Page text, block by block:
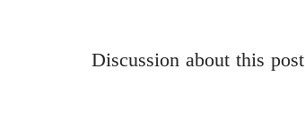
Discussion about this post